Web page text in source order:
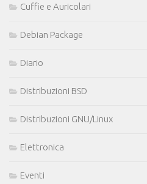
Cuffie e Auricolari
Debian Package
Diario
Distribuzioni BSD
Distribuzioni GNU/Linux
Elettronica
Eventi